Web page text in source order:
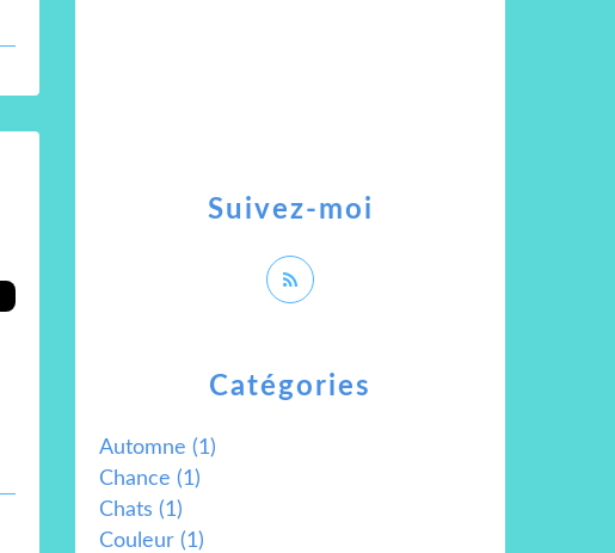
Catégories
Automne (1)
Chance (1)
Chats (1)
Couleur (1)
Suivez-moi